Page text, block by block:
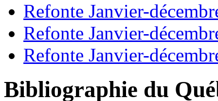
Refonte Janvier-
Refonte Janvier-
Refonte Janvier-
Bibliographie du